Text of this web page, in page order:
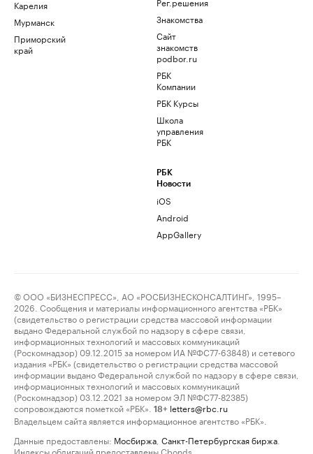
Карелия
Мурманск
Приморский
край
Знакомства
Сайт
знакомств
podbor.ru
РБК
Компании
РБК Курсы
Школа
управления
РБК
РБК
Новости
iOS
Android
AppGallery
© ООО «БИЗНЕСПРЕСС», АО «РОСБИЗНЕСКОНСАЛТИНГ», 1995–
2026. Сообщения и материалы информационного агентства «РБК»
(свидетельство о регистрации средства массовой информации
выдано Федеральной службой по надзору в сфере связи,
информационных технологий и массовых коммуникаций
(Роскомнадзор) 09.12.2015 за номером ИА №ФС77-63848) и сетевого
издания «РБК» (свидетельство о регистрации средства массовой
информации выдано Федеральной службой по надзору в сфере связи,
информационных технологий и массовых коммуникаций
(Роскомнадзор) 03.12.2021 за номером ЭЛ №ФС77-82385)
сопровождаются пометкой «РБК».
18+ letters@rbc.ru
Владельцем сайта является информационное агентство «РБК».
Данные предоставлены: Мосбиржа Санкт-Петербургская биржа
Индексы облигаций предоставлены Cbonds.